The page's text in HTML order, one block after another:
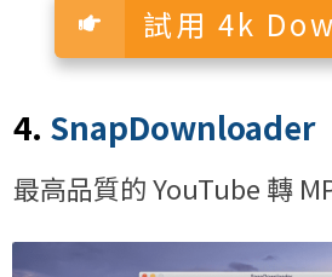
試用 4k
4. SnapDownloader
最高品質的 YouTube 轉